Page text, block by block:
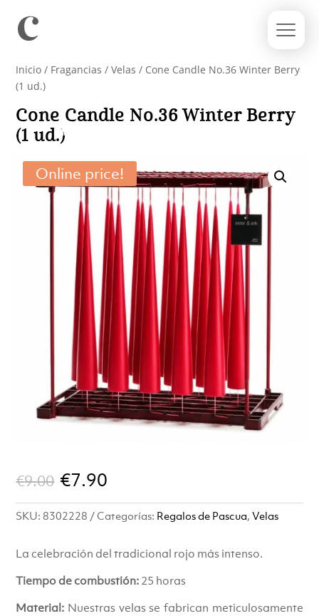
Inicio / Fragancias /Velas / Cone Candle No.36 Winter Berry
(1 ud.)
Cone Candle No.36 Winter Berry
(1 ud.)
Online price!
€9.00 El
precio
original
era:
€9.00.
€7.90
precio
actual
es:
€7.90.
SKU: 8302228 Categorías: Regalos de Pascua,Velas
La celebración del tradicional rojo más intenso.
Tiempo de combustión: 25 horas
Material: Nuestras velas se fabrican meticulosamente